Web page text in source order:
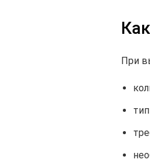
При